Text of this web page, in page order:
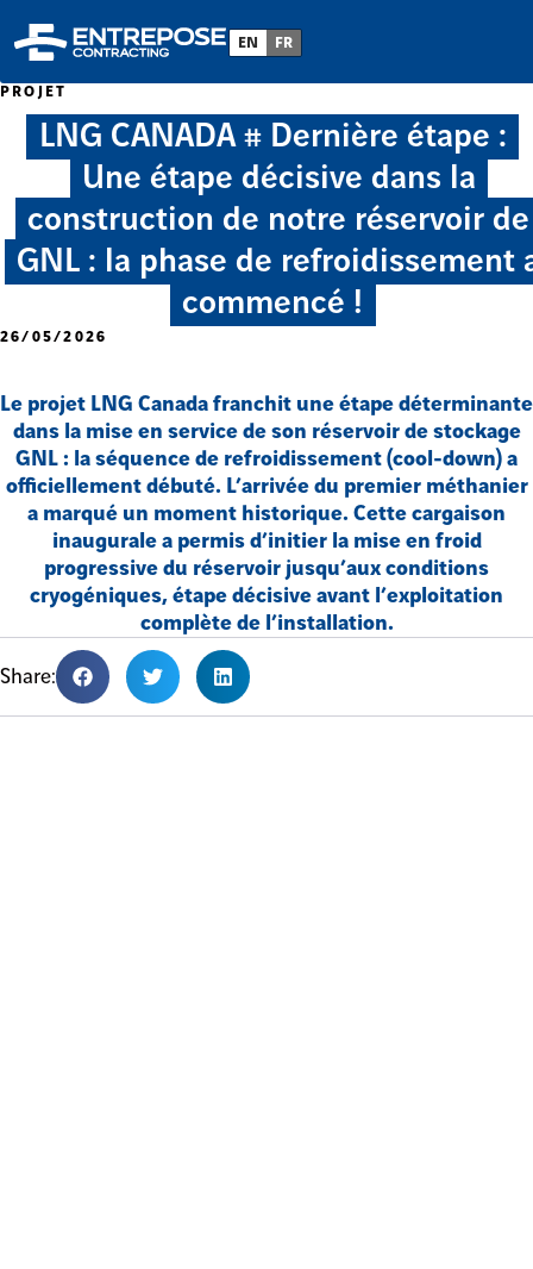
EN FR
PROJET
LNG CANADA # Dernière étape :
Une étape décisive dans la
construction de notre réservoir de
GNL : la phase de refroidissement
commencé !
26/05/2026
Le projet LNG Canada franchit une étape déterminante
dans la mise en service de son réservoir de stockage
GNL : la séquence de refroidissement (cool-down) a
officiellement débuté. L’arrivée du premier méthanier
a marqué un moment historique. Cette cargaison
inaugurale a permis d’initier la mise en froid
progressive du réservoir jusqu’aux conditions
cryogéniques, étape décisive avant l’exploitation
complète de l’installation.
Share: